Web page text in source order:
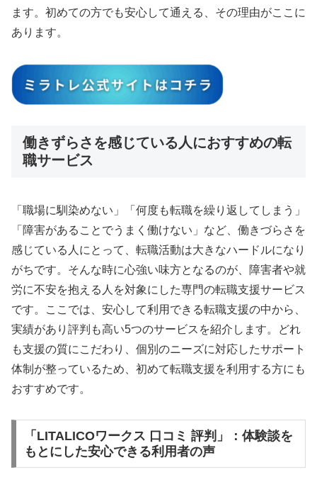
ます。初めての方でも安心して通える、その理由がここに
あります。
働きずらさを感じている人におすすめの転
職サービス
「職場に馴染めない」「何度も転職を繰り返してしまう」
「障害があることでうまく働けない」など、働きづらさを
感じている人にとって、転職活動は大きなハードルになり
がちです。そんな時に心強い味方となるのが、障害者や就
労に不安を抱える人を対象にした専門の転職支援サービス
です。ここでは、安心して利用できる転職支援の中から、
実績があり評判も高い5つのサービスを紹介します。どれ
も支援の質にこだわり、個別のニーズに対応したサポート
体制が整っているため、初めて転職支援を利用する方にも
おすすめです。
「LITALICOワークス 口コミ 評判」：体験談を
もとにした安心できる利用者の声